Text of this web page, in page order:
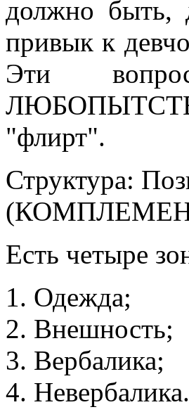
должно быть,
привык к
Эти
"флирт".
Структура:
(КОМПЛЕМЕНТ)
Есть четыре
Одежда;
Внешность;
Вербалика;
Невербалика.